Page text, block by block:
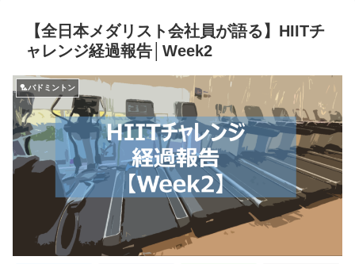
【全日本メダリスト会社員が語る】HIITチ
ャレンジ経過報告│Week2
🏸バドミントン